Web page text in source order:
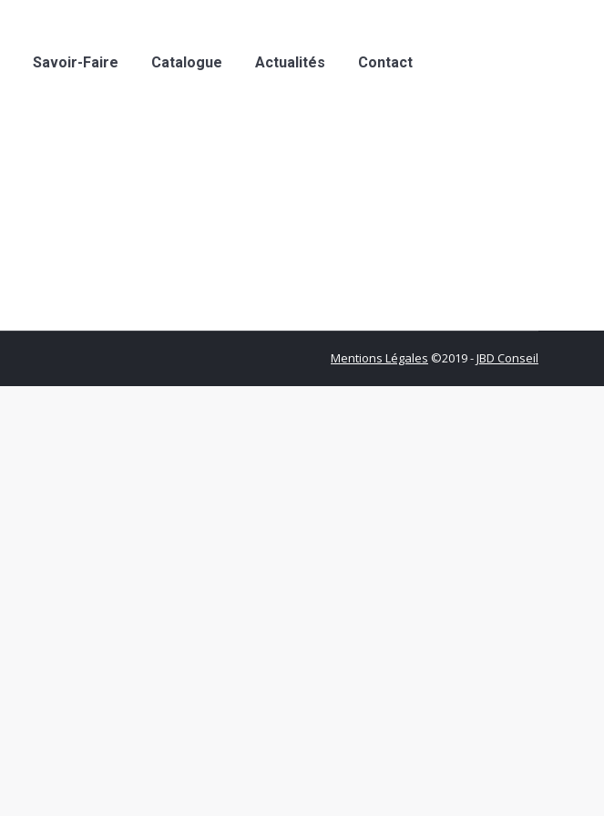
Savoir-Faire Catalogue Actualités Contact
Mentions Légales ©2019 -JBD Conseil